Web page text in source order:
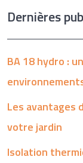
Dernières
BA 18 hydro :
Les avantages
votre jardin
Isolation